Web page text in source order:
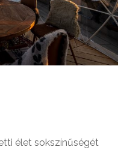
élet sokszínűségét